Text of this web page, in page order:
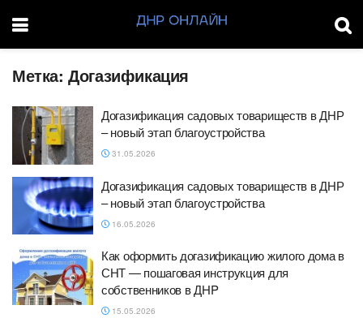
Метка:Догазификация
Догазификация садовых товариществ в ДНР
– новый этап благоустройства
31.05.2026
Догазификация садовых товариществ в ДНР
– новый этап благоустройства
16.05.2026
Как оформить догазификацию жилого дома в
СНТ — пошаговая инструкция для
собственников в ДHP
15.05.2026